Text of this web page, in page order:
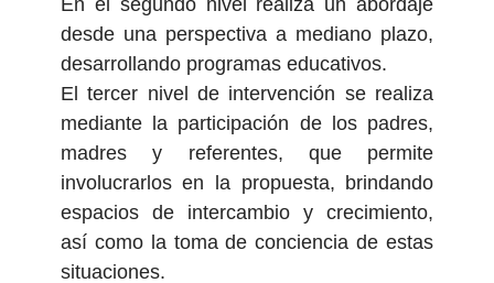
desde una perspectiva a mediano plazo,
desarrollando programas educativos.
El tercer nivel de intervención se realiza
mediante la participación de los padres,
madres y referentes, que permite
involucrarlos en la propuesta, brindando
espacios de intercambio y crecimiento,
así como la toma de conciencia de estas
situaciones.